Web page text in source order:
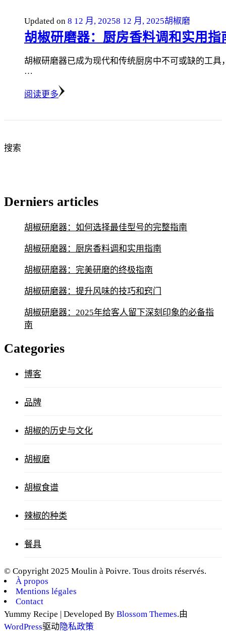
Updated on 8 12 月, 20258 12 月, 2025胡椒磨
胡椒研磨器：厨房香料调和实用指
胡椒研磨器已成为现代和传统厨房中不可或缺的工具
…
阅读更多
搜索
Derniers articles
胡椒研磨器：如何选择最佳型号的完整指南
胡椒研磨器：厨房香料调和实用指南
胡椒研磨器：完美研磨的终极指南
胡椒研磨器：提升风味的技巧和窍门
胡椒研磨器：2025年给客人留下深刻印象的必备指
南
Categories
博客
品牌
胡椒的历史与文化
胡椒磨
胡椒食谱
辣椒的种类
餐具
© Copyright 2025 Moulin à Poivre. Tous droits réservés.
À propos
Mentions légales
Contact
Yummy Recipe | Developed By Blossom Themes.由
WordPress驱动 隐私政策